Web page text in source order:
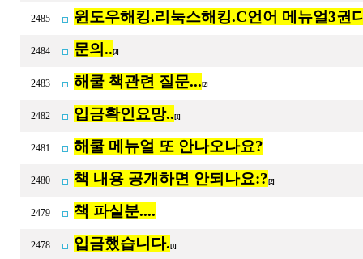
2485 윈도우해킹.리눅스해킹.C언어 메뉴얼3권
2484 문의.. [3]
2483 해쿨 책관련 질문... [2]
2482 입금확인요망.. [1]
2481 해쿨 메뉴얼 또 안나오나요?
2480 책 내용 공개하면 안되나요:? [2]
2479 책 파실분....
2478 입금했습니다. [1]